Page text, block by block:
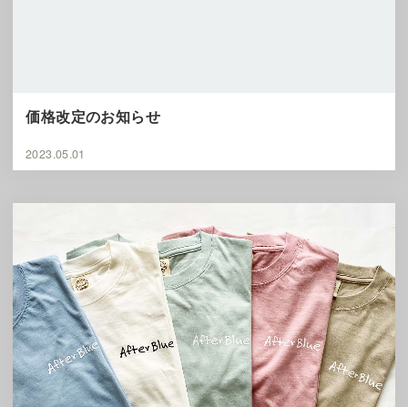
価格改定のお知らせ
2023.05.01